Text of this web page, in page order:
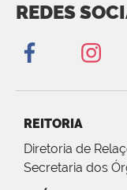
REDES
REITORIA
Diretoria de
Secretaria dos